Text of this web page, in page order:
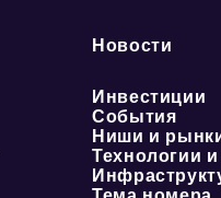
Новости
Инвестиции
События
Ниши и
Технологии